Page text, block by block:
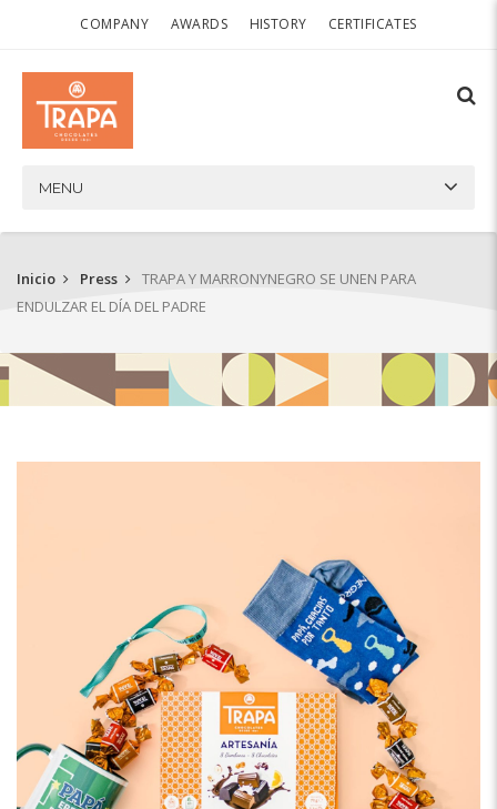
COMPANY AWARDS HISTORY CERTIFICATES
MENU
Inicio Press
TRAPA Y MARRONYNEGRO SE UNEN PARA
ENDULZAR EL DÍA DEL PADRE